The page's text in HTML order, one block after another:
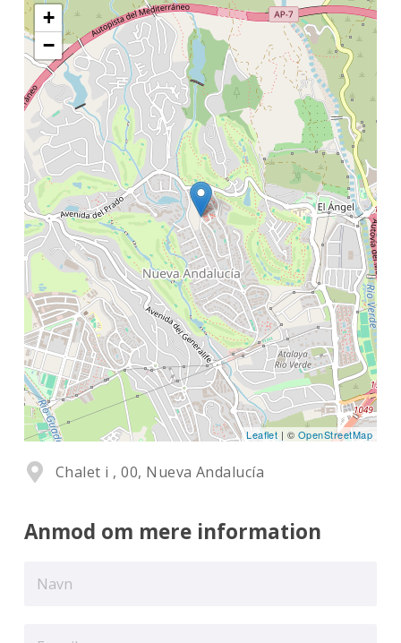
+
−
Leaflet | © OpenStreetMap
Chalet i , 00, Nueva Andalucía
Anmod om mere information